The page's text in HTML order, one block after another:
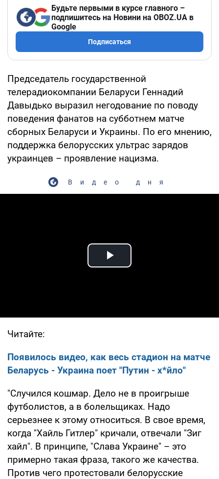
Будьте первыми в курсе главного –
подпишитесь на Новини на OBOZ.UA в
Google
Подписаться
Председатель государственной
телерадиокомпании Беларуси Геннадий
Давыдько выразил негодование по поводу
поведения фанатов на субботнем матче
сборных Беларуси и Украины. По его мнению,
поддержка белорусских ультрас зарядов
украинцев – проявление нацизма.
Видео дня
Play Video
Читайте:
Появилось видео, как весь стадион на матче
Беларусь - Украина поет "Путин - х*йло"
"Случился кошмар. Дело не в проигрыше
футболистов, а в болельщиках. Надо
серьезнее к этому относиться. В свое время,
когда "Хайль Гитлер" кричали, отвечали "Зиг
хайл". В принципе, "Слава Украине" – это
примерно такая фраза, такого же качества.
Против чего протестовали белорусские